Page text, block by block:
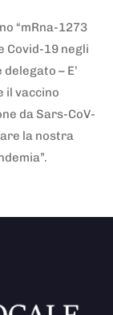
“mRna-1273
Covid-19 negli
– E’
il vaccino
da Sars-CoV-
la nostra